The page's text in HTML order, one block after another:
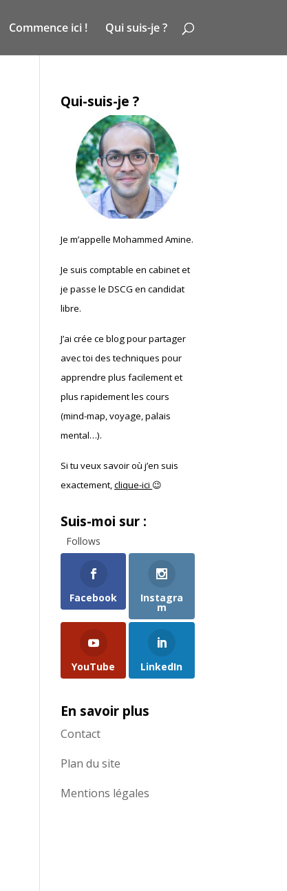
Commence ici ! Qui suis-je ?
Qui-suis-je ?
Je m’appelle Mohammed Amine.
Je suis comptable en cabinet et
je passe le DSCG en candidat
libre.
J’ai crée ce blog pour partager
avec toi des techniques pour
apprendre plus facilement et
plus rapidement les cours
(mind-map, voyage, palais
mental…).
Si tu veux savoir où j’en suis
exactement,clique-ici 😉
Suis-moi sur :
Follows
Facebook Instagra
m
YouTube LinkedIn
En savoir plus
Contact
Plan du site
Mentions légales